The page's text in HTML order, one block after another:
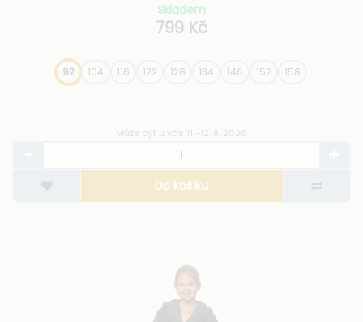
Skladem
799 Kč
92 104 116 122 128 134 146 152 158
Může být u vás 11.–12. 8. 2026
Do košíku